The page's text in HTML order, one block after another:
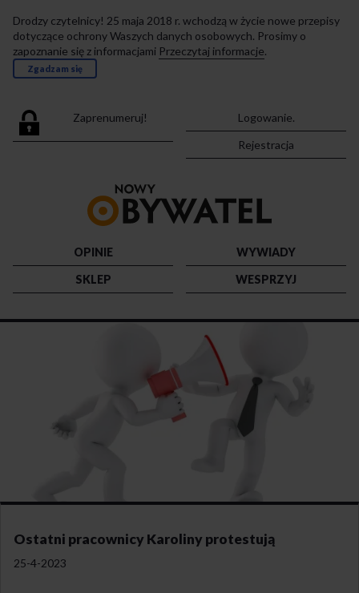
Drodzy czytelnicy! 25 maja 2018 r. wchodzą w życie nowe przepisy
dotyczące ochrony Waszych danych osobowych. Prosimy o
zapoznanie się z informacjami Przeczytaj informacje.
Zgadzam się
Zaprenumeruj!
Logowanie.
Rejestracja
strony
OPINIE
WYWIADY
SKLEP
WESPRZYJ
Ostatni pracownicy Karoliny protestują
25-4-2023